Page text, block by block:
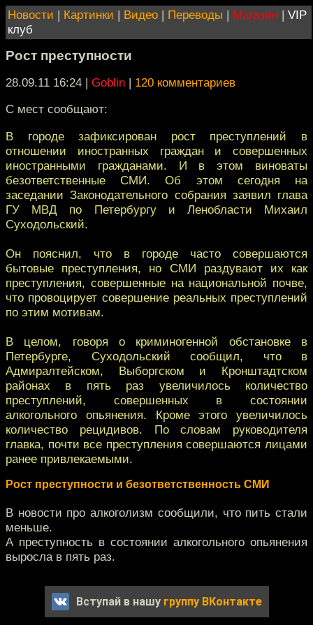
Новости | Картинки | Видео | Переводы | Магазин | VIP
клуб
Рост преступности
28.09.11 16:24 | Goblin | 120 комментариев
С мест сообщают:
В городе зафиксирован рост преступлений в
отношении иностранных граждан и совершенных
иностранными гражданами. И в этом виноваты
безответственные СМИ. Об этом сегодня на
заседании Законодательного собрания заявил глава
ГУ МВД по Петербургу и Ленобласти Михаил
Суходольский.
Он пояснил, что в городе часто совершаются
бытовые преступления, но СМИ раздувают их как
преступления, совершенные на национальной почве,
что провоцирует совершение реальных преступлений
по этим мотивам.
В целом, говоря о криминогенной обстановке в
Петербурге, Суходольский сообщил, что в
Адмиралтейском, Выборгском и Кронштадтском
районах в пять раз увеличилось количество
преступлений, совершенных в состоянии
алкогольного опьянения. Кроме этого увеличилось
количество рецидивов. По словам руководителя
главка, почти все преступления совершаются лицами
ранее привлекаемыми.
Рост преступности и безответственность СМИ
В новости про алкоголизм сообщили, что пить стали
меньше.
А преступность в состоянии алкогольного опьянения
выросла в пять раз.
Вступай в нашу группу ВКонтакте